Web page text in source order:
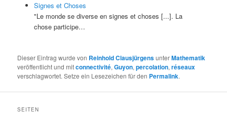
Signes et Choses
"Le monde se diverse en signes et choses [...]. La
chose participe…
Dieser Eintrag wurde von Reinhold ClausjürgensunterMathematik
veröffentlicht und mitconnectivité,Guyon,percolation,réseaux
verschlagwortet. Setze ein Lesezeichen für den Permalink.
SEITEN